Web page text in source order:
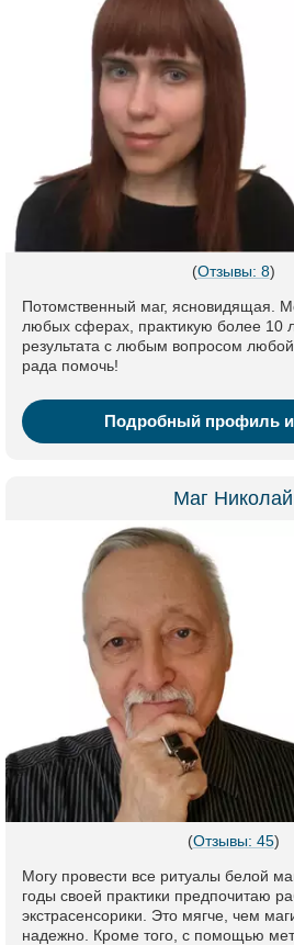
(Отзывы: 8)
Потомственный маг, ясновидящая.
любых сферах, практикую более 10
результата с любым вопросом
рада помочь!
Подробный профиль
Маг Николай
(Отзывы: 45)
Могу провести все ритуалы белой
годы своей практики предпочитаю
экстрасенсорики. Это мягче, чем
надежно. Кроме того, с помощью